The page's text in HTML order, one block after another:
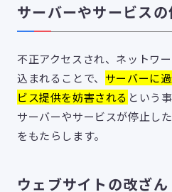
サーバーやサービスの
不正アクセスされ、ネットワ
込まれることで、 サーバーに
ビス提供を妨害される という
サーバーやサービスが停止し
をもたらします。
ウェブサイトの改ざん